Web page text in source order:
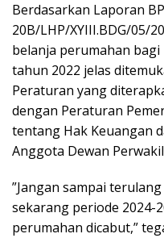
​Berdasarkan Laporan
20B/LHP/XYIII.BDG/05/
belanja perumahan
tahun 2022 jelas
Peraturan yang
dengan Peraturan
tentang Hak Keuangan
Anggota Dewan
​”Jangan sampai
sekarang periode 2024-
perumahan dicabut,”